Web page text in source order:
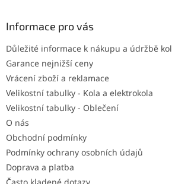
Informace pro vás
Důležité informace k nákupu a údržbě kol
Garance nejnižší ceny
Vrácení zboží a reklamace
Velikostní tabulky - Kola a elektrokola
Velikostní tabulky - Oblečení
O nás
Obchodní podmínky
Podmínky ochrany osobních údajů
Doprava a platba
Často kladené dotazy